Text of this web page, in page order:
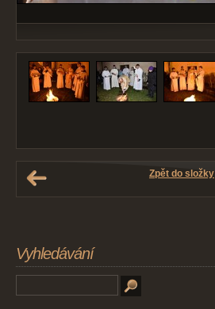
Zpět do složky
Vyhledávání